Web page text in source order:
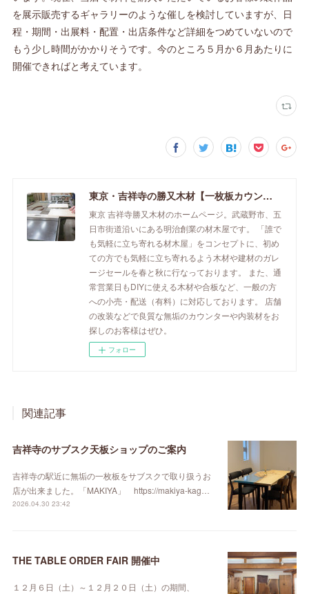
を展示販売するギャラリーのような催しを検討していますが、日
程・期間・出展料・配置・出店条件など詳細をつめていないので
もう少し時間がかかりそうです。今のところ５月か６月あたりに
開催できればと考えています。
東京・吉祥寺の勝又木材【一枚板カウンター】
東京 吉祥寺勝又木材のホームページ。武蔵野市、五
日市街道沿いにある明治創業の材木屋です。 「誰で
も気軽に立ち寄れる材木屋」をコンセプトに、初め
ての方でも気軽に立ち寄れるよう木材や建材のガレ
ージセールを春と秋に行なっております。 また、通
常営業日もDIYに使える木材や合板など、一般の方
への小売・配送（有料）に対応しております。 店舗
の改装などで良質な無垢のカウンターや内装材をお
探しのお客様はぜひ。
フォロー
関連記事
吉祥寺のサブスク天板ショップのご案内
吉祥寺の駅近に無垢の一枚板をサブスクで取り扱うお
店が出来ました。「MAKIYA」 https://makiya-kag…
2026.04.30 23:42
THE TABLE ORDER FAIR 開催中
１２月６日（土）～１２月２０日（土）の期間、